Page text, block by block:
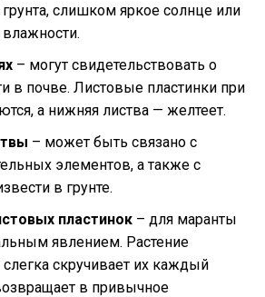
слишком яркое солнце или
– могут свидетельствовать о
в почве. Листовые пластинки при
а нижняя листва — желтеет.
– может быть связано с
элементов, а также с
в грунте.
пластинок – для маранты
явлением. Растение
скручивает их каждый
в привычное